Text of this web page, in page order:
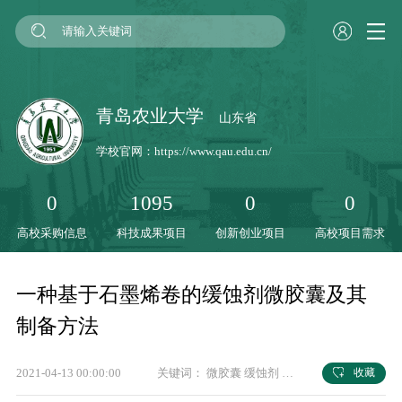
青岛农业大学 山东省
学校官网： https://www.qau.edu.cn/
0
高校采购信息
1095
科技成果项目
0
创新创业项目
0
高校项目需求
一种基于石墨烯卷的缓蚀剂微胶囊及其
制备方法
2021-04-13 00:00:00 关键词： 微胶囊 缓蚀剂 石墨烯卷 收藏